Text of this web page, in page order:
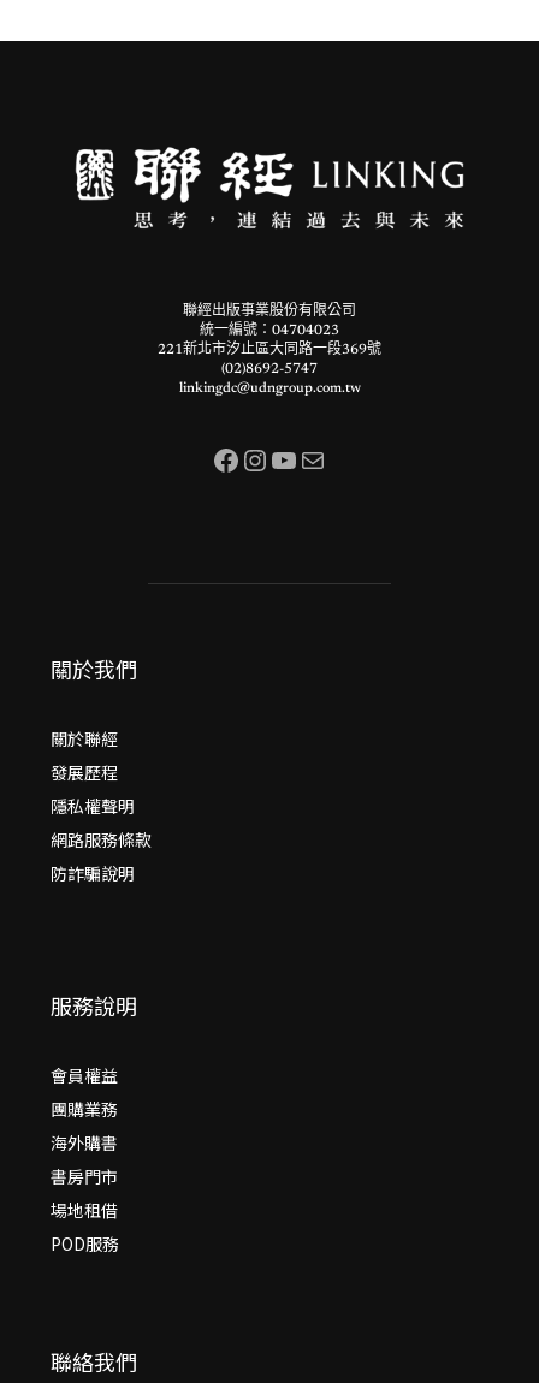
聯經出版事業股份有限公司
統一編號：04704023
221新北市汐止區大同路一段369號
(02)8692-5747
linkingdc@udngroup.com.tw
Facebook InstagramYouTube 電子郵件
關於我們
關於聯經
發展歷程
隱私權聲明
網路服務條款
防詐騙說明
服務說明
會員權益
團購業務
海外購書
書房門市
場地租借
POD服務
聯絡我們